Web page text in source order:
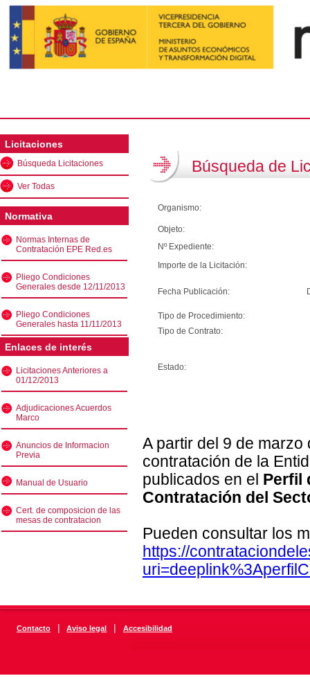
Licitaciones
Búsqueda Licitaciones
Ver Todas
Normativa
Normas Internas de
Contratación EPE Red.es
Pliego Condiciones
Generales desde 12/11/2013
Pliego Condiciones
Generales hasta 11/11/2013
Enlaces de interés
Licitaciones Anteriores a
01/12/2013
Adjudicaciones Acuerdos
Marco
Anuncios de Informacion
Previa
Manual de Usuario
Cert. de composicion de las
mesas de contratacion
Búsqueda de
Organismo:
Objeto:
Nº Expediente:
Importe de la Licitación:
Fecha Publicación:
Tipo de Procedimiento:
Tipo de Contrato:
Estado:
A partir del 9 de
contratación de la
publicados en el Perfil
Contratación del
Pueden consultar los
https://
Contacto | Aviso legal | Accesibilidad